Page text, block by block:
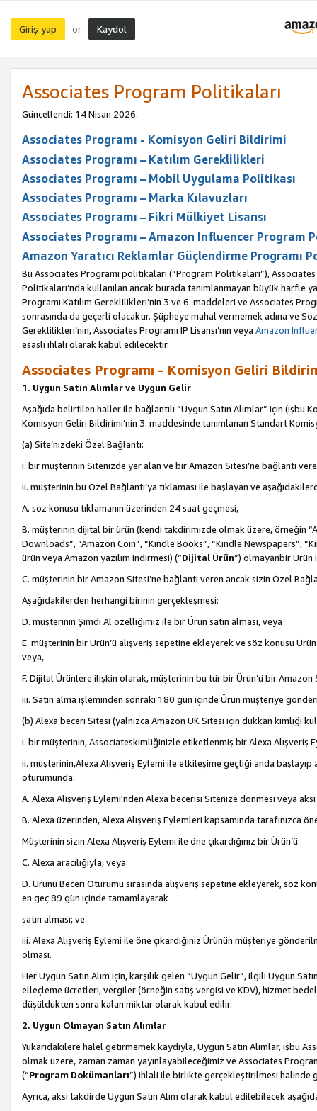
Giriş yap or Kaydol
Associates Program Politikaları
Güncellendi: 14 Nisan 2026.
Associates Programı - Komisyon Geliri Bildirimi
Associates Programı – Katılım Gereklilikleri
Associates Programı – Mobil Uygulama Politikası
Associates Programı – Marka Kılavuzları
Associates Programı – Fikri Mülkiyet Lisansı
Associates Programı – Amazon Influencer Program
Amazon Yaratıcı Reklamlar Güçlendirme Programı
Bu Associates Programı politikaları (“Program Politikaları”),
Politikaları’nda kullanılan ancak burada tanımlanmayan büyük harfle
Programı Katılım Gereklilikleri’nin 3 ve 6. maddeleri ve Associates
sonrasında da geçerli olacaktır. Şüpheye mahal vermemek adına ve
Gereklilikleri’nin, Associates Programı IP Lisansı’nın veya Amazon
esaslı ihlali olarak kabul edilecektir.
Associates Programı - Komisyon Geliri
1. Uygun Satın Alımlar ve Uygun Gelir
Aşağıda belirtilen haller ile bağlantılı “Uygun Satın Alımlar” için
Komisyon Geliri Bildirimi’nin 3. maddesinde tanımlanan Standart
(a) Site’nizdeki Özel Bağlantı:
i. bir müşterinin Sitenizde yer alan ve bir Amazon Sitesi’ne bağlantı
ii. müşterinin bu Özel Bağlantı’ya tıklaması ile başlayan ve
A. söz konusu tıklamanın üzerinden 24 saat geçmesi,
B. müşterinin dijital bir ürün (kendi takdirimizde olmak üzere, örneğin
Downloads”, “Amazon Coin”, “Kindle Books”, “Kindle Newspapers”,
ürün veya Amazon yazılım indirmesi) (“Dijital Ürün”) olmayanbir Ürün
C. müşterinin bir Amazon Sitesi’ne bağlantı veren ancak sizin Özel
Aşağıdakilerden herhangi birinin gerçekleşmesi:
D. müşterinin Şimdi Al özelliğimiz ile bir Ürün satın alması, veya
E. müşterinin bir Ürün’ü alışveriş sepetine ekleyerek ve söz konusu
veya,
F. Dijital Ürünlere ilişkin olarak, müşterinin bu tür bir Ürün’ü bir Amazon
iii. Satın alma işleminden sonraki 180 gün içinde Ürün müşteriye
(b) Alexa beceri Sitesi (yalnızca Amazon UK Sitesi için dükkan kimliği
i. bir müşterinin, Associateskimliğinizle etiketlenmiş bir Alexa Alışveriş
ii. müşterinin,Alexa Alışveriş Eylemi ile etkileşime geçtiği anda
oturumunda:
A. Alexa Alışveriş Eylemi'nden Alexa becerisi Sitenize dönmesi veya
B. Alexa üzerinden, Alexa Alışveriş Eylemleri kapsamında tarafınızca
Müşterinin sizin Alexa Alışveriş Eylemi ile öne çıkardığınız bir Ürün’ü:
C. Alexa aracılığıyla, veya
D. Ürünü Beceri Oturumu sırasında alışveriş sepetine ekleyerek, söz
en geç 89 gün içinde tamamlayarak
satın alması; ve
iii. Alexa Alışveriş Eylemi ile öne çıkardığınız Ürünün müşteriye
olması.
Her Uygun Satın Alım için, karşılık gelen “Uygun Gelir”, ilgili Uygun
elleçleme ücretleri, vergiler (örneğin satış vergisi ve KDV), hizmet
düşüldükten sonra kalan miktar olarak kabul edilir.
2. Uygun Olmayan Satın Alımlar
Yukarıdakilere halel getirmemek kaydıyla, Uygun Satın Alımlar, işbu
olmak üzere, zaman zaman yayınlayabileceğimiz ve Associates
(“Program Dokümanları”) ihlali ile birlikte gerçekleştirilmesi halinde
Ayrıca, aksi takdirde Uygun Satın Alım olarak kabul edilebilecek